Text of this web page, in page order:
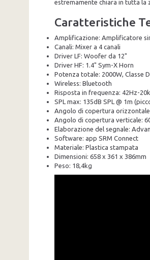
estremamente chiara in tutta la
Caratteristiche
Amplificazione: Amplificatore
Canali: Mixer a 4 canali
Driver LF: Woofer da 12"
Driver HF: 1.4" Sym-X Horn
Potenza totale: 2000W, Classe D
Wireless: Bluetooth
Risposta in frequenza: 42Hz-
SPL max: 135dB SPL @ 1m
Angolo di copertura
Angolo di copertura verticale:
Elaborazione del segnale:
Software: app SRM Connect
Materiale: Plastica stampata
Dimensioni: 658 x 361 x 386mm
Peso: 18,4kg